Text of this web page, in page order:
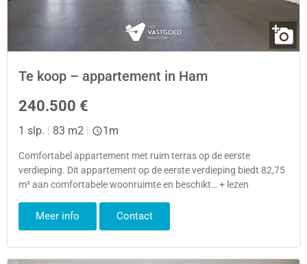
Te koop – appartement in Ham
240.500 €
1 slp. | 83 m2 | 1m
Comfortabel appartement met ruim terras op de eerste
verdieping. Dit appartement op de eerste verdieping biedt 82,75
m² aan comfortabele woonruimte en beschikt… + lezen
Meer info Contact